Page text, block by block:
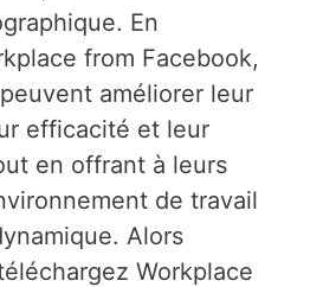
En
from Facebook,
améliorer leur
efficacité et leur
en offrant à leurs
de travail
Alors
Workplace